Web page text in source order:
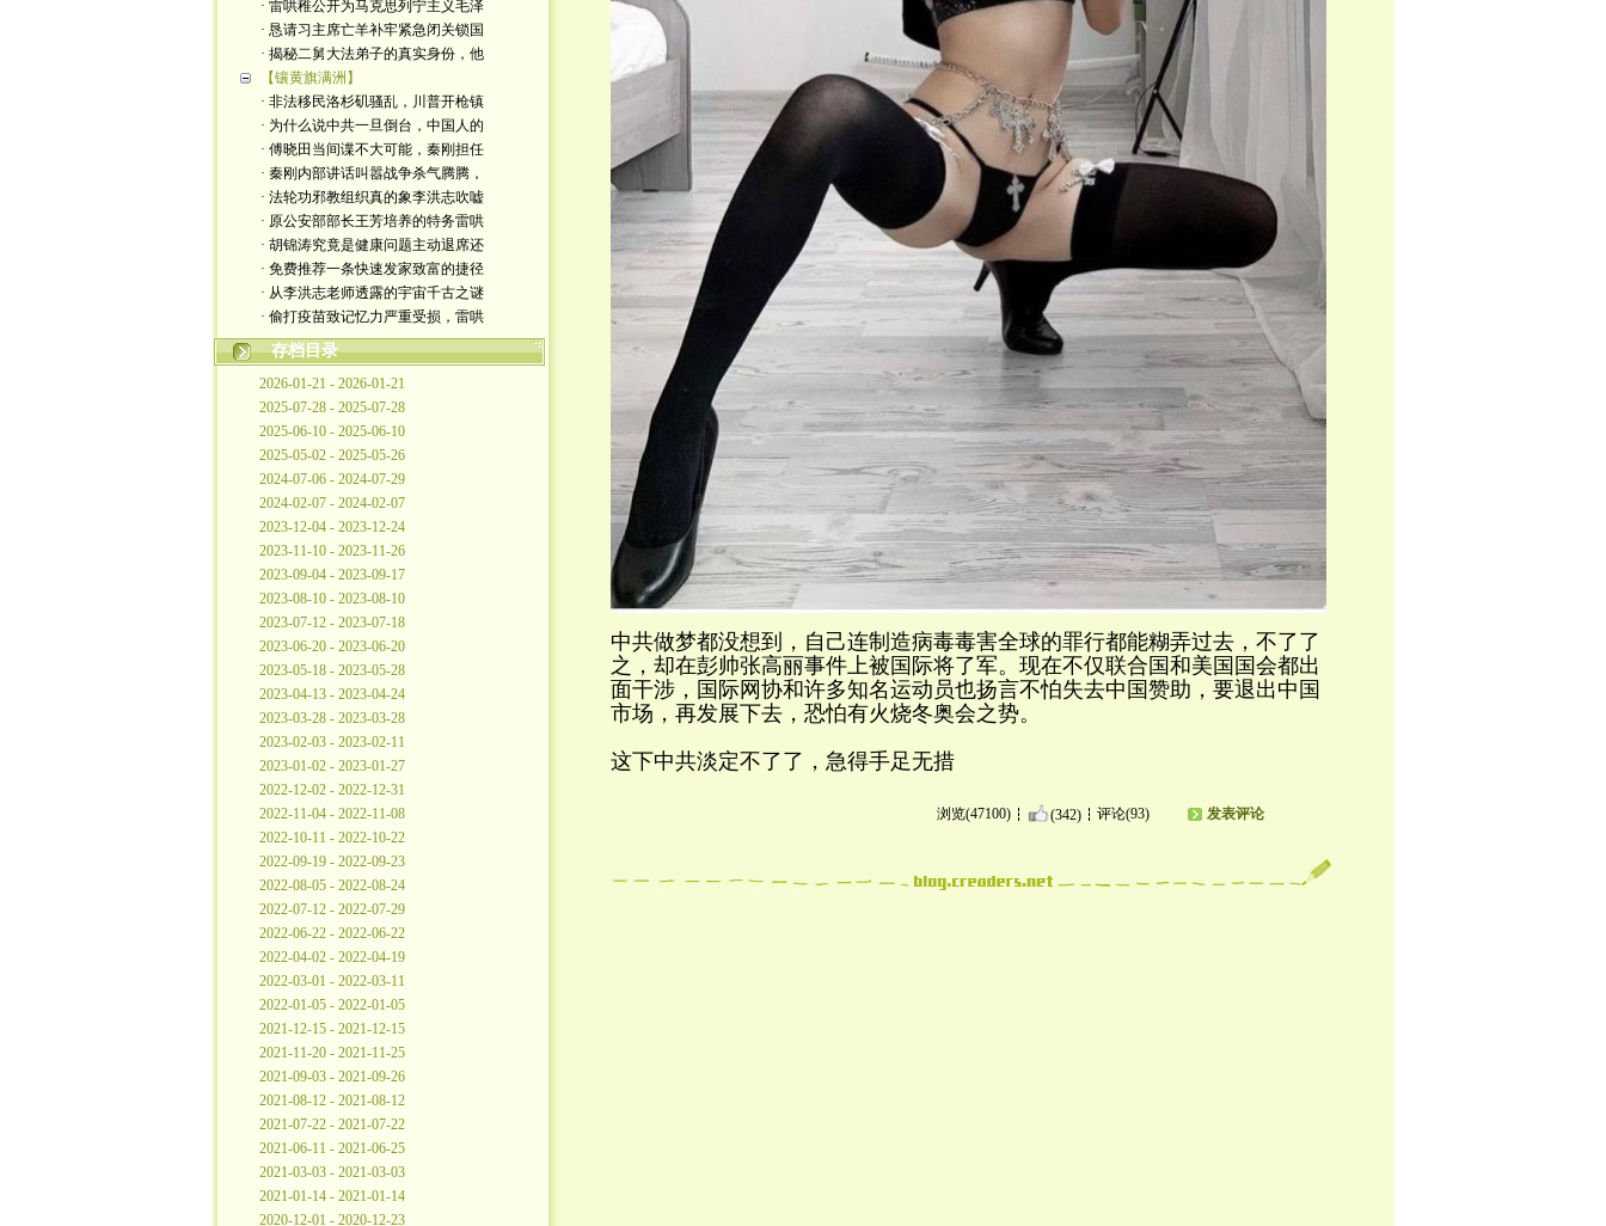
· 雷哄稚公开为马克思列宁主义毛泽
· 恳请习主席亡羊补牢紧急闭关锁国
· 揭秘二舅大法弟子的真实身份，他
【镶黄旗满洲】
· 非法移民洛杉矶骚乱，川普开枪镇
· 为什么说中共一旦倒台，中国人的
· 傅晓田当间谍不大可能，秦刚担任
· 秦刚内部讲话叫嚣战争杀气腾腾，
· 法轮功邪教组织真的象李洪志吹嘘
· 原公安部部长王芳培养的特务雷哄
· 胡锦涛究竟是健康问题主动退席还
· 免费推荐一条快速发家致富的捷径
· 从李洪志老师透露的宇宙千古之谜
· 偷打疫苗致记忆力严重受损，雷哄
存档目录
2026-01-21 - 2026-01-21
2025-07-28 - 2025-07-28
2025-06-10 - 2025-06-10
2025-05-02 - 2025-05-26
2024-07-06 - 2024-07-29
2024-02-07 - 2024-02-07
2023-12-04 - 2023-12-24
2023-11-10 - 2023-11-26
2023-09-04 - 2023-09-17
2023-08-10 - 2023-08-10
2023-07-12 - 2023-07-18
2023-06-20 - 2023-06-20
2023-05-18 - 2023-05-28
2023-04-13 - 2023-04-24
2023-03-28 - 2023-03-28
2023-02-03 - 2023-02-11
2023-01-02 - 2023-01-27
2022-12-02 - 2022-12-31
2022-11-04 - 2022-11-08
2022-10-11 - 2022-10-22
2022-09-19 - 2022-09-23
2022-08-05 - 2022-08-24
2022-07-12 - 2022-07-29
2022-06-22 - 2022-06-22
2022-04-02 - 2022-04-19
2022-03-01 - 2022-03-11
2022-01-05 - 2022-01-05
2021-12-15 - 2021-12-15
2021-11-20 - 2021-11-25
2021-09-03 - 2021-09-26
2021-08-12 - 2021-08-12
2021-07-22 - 2021-07-22
2021-06-11 - 2021-06-25
2021-03-03 - 2021-03-03
2021-01-14 - 2021-01-14
2020-12-01 - 2020-12-23
中共做梦都没想到，自己连制造病毒毒害全球的罪行都能糊弄过去，不了了
之，却在彭帅张高丽事件上被国际将了军。现在不仅联合国和美国国会都出
面干涉，国际网协和许多知名运动员也扬言不怕失去中国赞助，要退出中国
市场，再发展下去，恐怕有火烧冬奥会之势。
这下中共淡定不了了，急得手足无措
浏览(47100) (342) 评论(93) 发表评论